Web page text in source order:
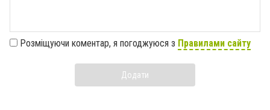
Розміщуючи коментар, я погоджуюся з Правилами сайту
Додати